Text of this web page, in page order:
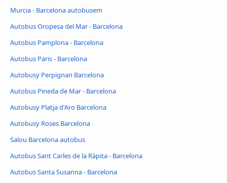
Murcia - Barcelona autobusem
Autobus Oropesa del Mar - Barcelona
Autobus Pamplona - Barcelona
Autobus Paris - Barcelona
Autobusy Perpignan Barcelona
Autobus Pineda de Mar - Barcelona
Autobusy Platja d'Aro Barcelona
Autobusy Roses Barcelona
Salou Barcelona autobus
Autobus Sant Carles de la Ràpita - Barcelona
Autobus Santa Susanna - Barcelona